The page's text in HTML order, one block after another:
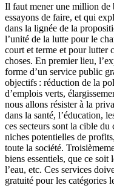
Il faut mener une million de
essayons de faire, et qui
dans la lignée de la
l’unité de la lutte pour le
court et terme et pour lutter
choses. En premier lieu,
forme d’un service public
objectifs : réduction de la
d’emplois verts,
nous allons résister à la
dans la santé, l’éducation,
ces secteurs sont la cible
niches potentielles de
toute la société.
biens essentiels, que ce soit
l’eau, etc. Ces services
gratuité pour les catégories